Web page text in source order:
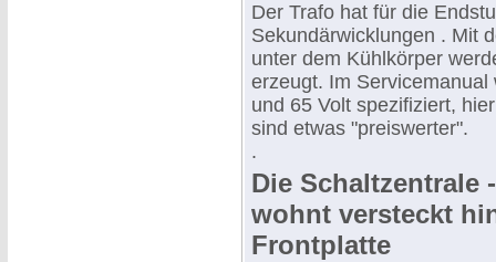
Der Trafo hat für die
Sekundärwicklungen . Mit
unter dem Kühlkörper
erzeugt. Im
und 65 Volt spezifiziert,
sind etwas "preiswerter".
.
Die Schaltzentrale
wohnt versteckt
Frontplatte